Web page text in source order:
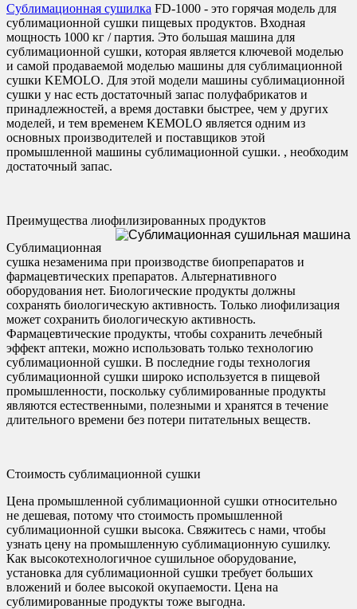
Сублимационная сушилка FD-1000 - это горячая модель для
сублимационной сушки пищевых продуктов. Входная
мощность 1000 кг / партия. Это большая машина для
сублимационной сушки, которая является ключевой моделью
и самой продаваемой моделью машины для сублимационной
сушки KEMOLO. Для этой модели машины сублимационной
сушки у нас есть достаточный запас полуфабрикатов и
принадлежностей, а время доставки быстрее, чем у других
моделей, и тем временем KEMOLO является одним из
основных производителей и поставщиков этой
промышленной машины сублимационной сушки. , необходим
достаточный запас.
Преимущества лиофилизированных продуктов
Сублимационная
сушка незаменима при производстве биопрепаратов и
фармацевтических препаратов. Альтернативного
оборудования нет. Биологические продукты должны
сохранять биологическую активность. Только лиофилизация
может сохранить биологическую активность.
Фармацевтические продукты, чтобы сохранить лечебный
эффект аптеки, можно использовать только технологию
сублимационной сушки. В последние годы технология
сублимационной сушки широко используется в пищевой
промышленности, поскольку сублимированные продукты
являются естественными, полезными и хранятся в течение
длительного времени без потери питательных веществ.
Стоимость сублимационной сушки
Цена промышленной сублимационной сушки относительно
не дешевая, потому что стоимость промышленной
сублимационной сушки высока. Свяжитесь с нами, чтобы
узнать цену на промышленную сублимационную сушилку.
Как высокотехнологичное сушильное оборудование,
установка для сублимационной сушки требует больших
вложений и более высокой окупаемости. Цена на
сублимированные продукты тоже выгодна.